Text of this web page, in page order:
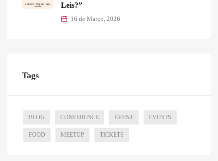
Leis?”
16 de Março, 2026
Tags
BLOG CONFERENCE EVENT EVENTS
FOOD MEETUP TICKETS